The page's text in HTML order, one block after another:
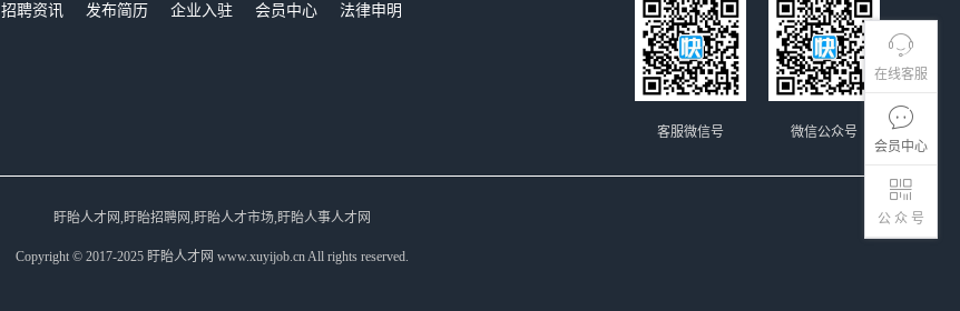
在线客服
会员中心
公 众 号
招聘资讯 发布简历 企业入驻 会员中心
法律申明
微信公众号
客服微信号
盱眙人才网,盱眙招聘网,盱眙人才市场,盱眙人事人才网
Copyright © 2017-2025 盱眙人才网 www.xuyijob.cn All rights reserved.